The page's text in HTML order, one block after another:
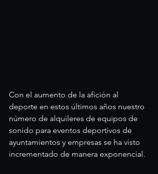
Con el aumento de la afición al
deporte en estos últimos años nuestro
número de alquileres de equipos de
sonido para eventos deportivos de
ayuntamientos y empresas se ha visto
incrementado de manera exponencial.